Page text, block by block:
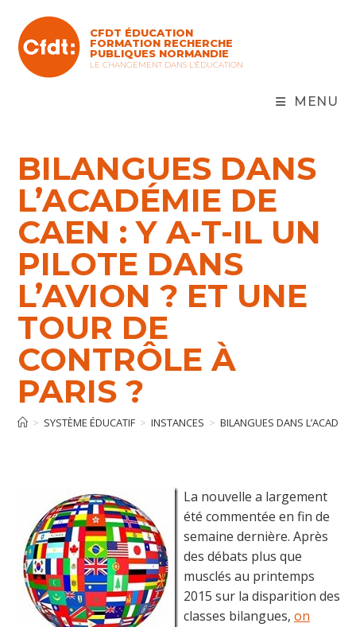
content
CFDT ÉDUCATION
FORMATION RECHERCHE
PUBLIQUES NORMANDIE
LE CHANGEMENT DANS L'ÉDUCATION
MENU
BILANGUES DANS
L’ACADÉMIE DE
CAEN : Y A-T-IL UN
PILOTE DANS
L’AVION ? ET UNE
TOUR DE
CONTRÔLE À
PARIS ?
> SYSTÈME ÉDUCATIF > INSTANCES > BILANGUES DANS
La nouvelle a largement
été commentée en fin de
semaine dernière. Après
des débats plus que
musclés au printemps
2015 sur la disparition des
classes bilangues, on